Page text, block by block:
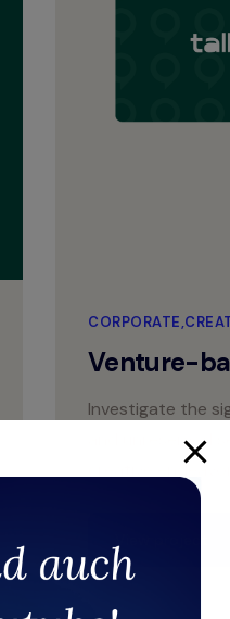
CORPORATE
Venture-
Investigate the
and unreserved
creative